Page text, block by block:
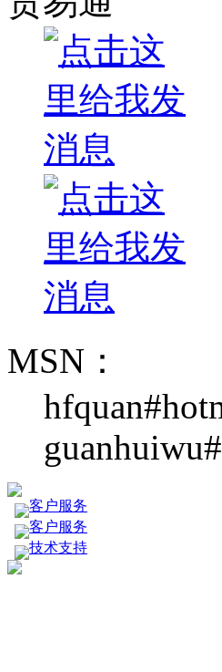
MSN：
客户服务
客户服务
技术支持